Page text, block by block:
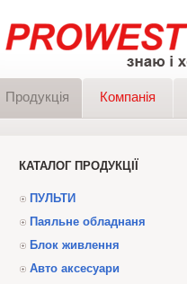
Продукція Компанія
КАТАЛОГ ПРОДУКЦІЇ
ПУЛЬТИ
Паяльне обладнаня
Блок живлення
Авто аксесуари